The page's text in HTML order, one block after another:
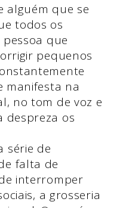
alguém que se
todos os
que
pequenos
manifesta na
no tom de voz e
despreza os
série de
falta de
interromper
a grosseria